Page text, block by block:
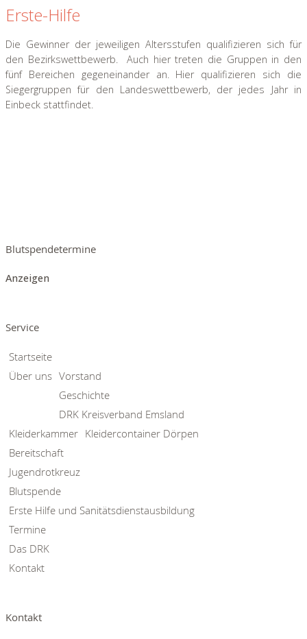
Erste-Hilfe
Die Gewinner der jeweiligen Altersstufen qualifizieren sich für
den Bezirkswettbewerb. Auch hier treten die Gruppen in den
fünf Bereichen gegeneinander an. Hier qualifizieren sich die
Siegergruppen für den Landeswettbewerb, der jedes Jahr in
Einbeck stattfindet.
Blutspendetermine
Anzeigen
Service
Startseite
Über uns Vorstand
Geschichte
DRK Kreisverband Emsland
Kleiderkammer Kleidercontainer Dörpen
Bereitschaft
Jugendrotkreuz
Blutspende
Erste Hilfe und Sanitätsdienstausbildung
Termine
Das DRK
Kontakt
Kontakt